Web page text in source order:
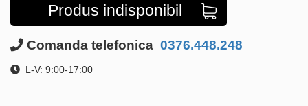
Produs indisponibil
Comanda telefonica 0376.448.248
L-V: 9:00-17:00